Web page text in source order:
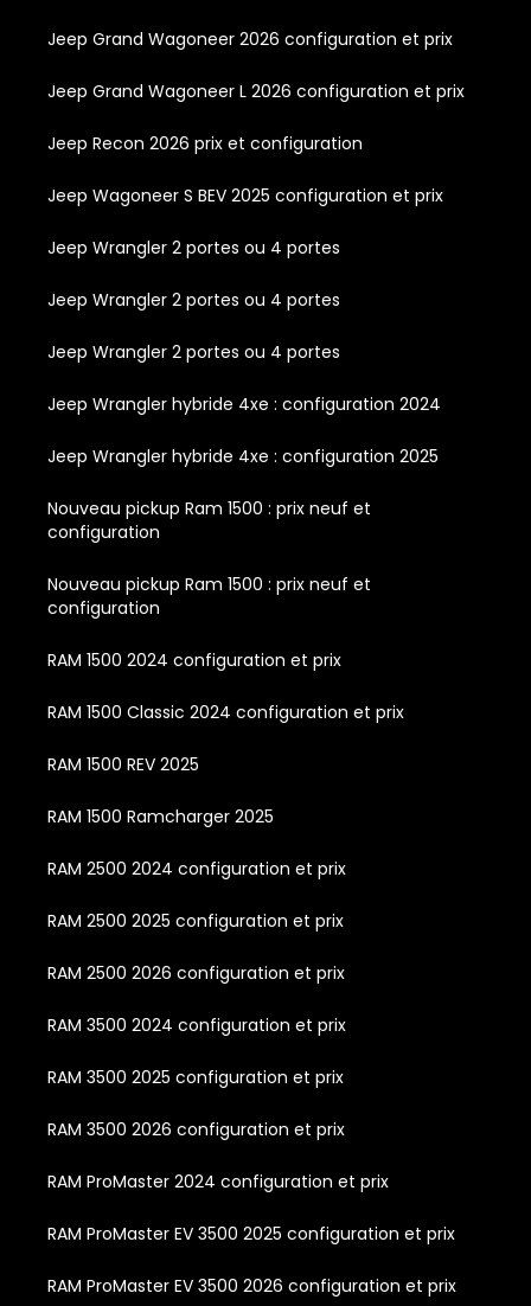
Jeep Grand Wagoneer 2026 configuration et prix
Jeep Grand Wagoneer L 2026 configuration et prix
Jeep Recon 2026 prix et configuration
Jeep Wagoneer S BEV 2025 configuration et prix
Jeep Wrangler 2 portes ou 4 portes
Jeep Wrangler 2 portes ou 4 portes
Jeep Wrangler 2 portes ou 4 portes
Jeep Wrangler hybride 4xe : configuration 2024
Jeep Wrangler hybride 4xe : configuration 2025
Nouveau pickup Ram 1500 : prix neuf et
configuration
Nouveau pickup Ram 1500 : prix neuf et
configuration
RAM 1500 2024 configuration et prix
RAM 1500 Classic 2024 configuration et prix
RAM 1500 REV 2025
RAM 1500 Ramcharger 2025
RAM 2500 2024 configuration et prix
RAM 2500 2025 configuration et prix
RAM 2500 2026 configuration et prix
RAM 3500 2024 configuration et prix
RAM 3500 2025 configuration et prix
RAM 3500 2026 configuration et prix
RAM ProMaster 2024 configuration et prix
RAM ProMaster EV 3500 2025 configuration et prix
RAM ProMaster EV 3500 2026 configuration et prix